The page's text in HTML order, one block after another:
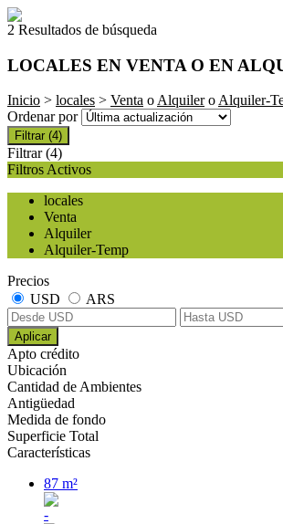
2 Resultados de búsqueda
LOCALES EN VENTA O EN
Inicio > locales > Venta oAlquileroAlquiler-
Ordenar por
Filtrar (4)
Filtrar (4)
Filtros Activos
locales
Venta
Alquiler
Alquiler-Temp
Precios
USD
ARS
Aplicar
Apto crédito
Ubicación
Cantidad de Ambientes
Antigüedad
Medida de fondo
Superficie Total
Características
87 m²
-